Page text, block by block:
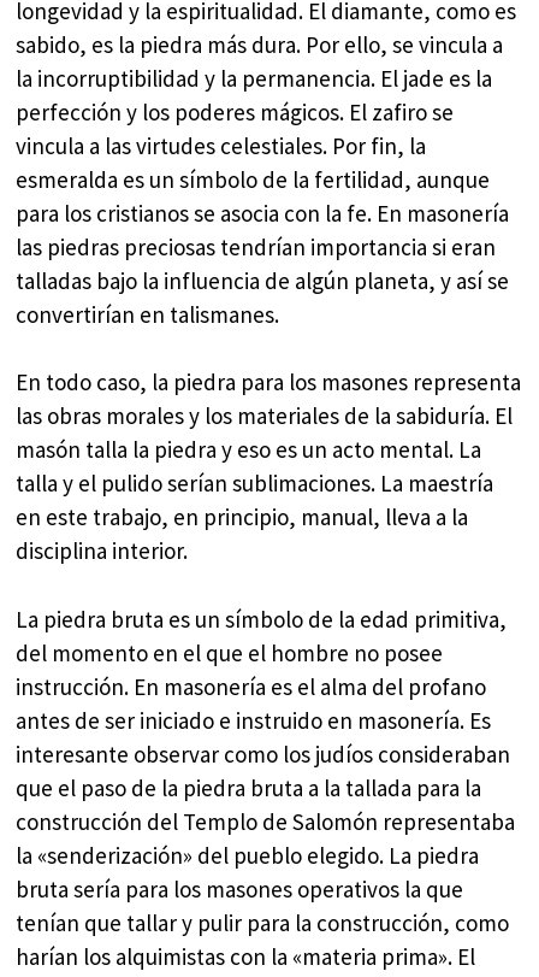
longevidad y la espiritualidad. El diamante, como es
sabido, es la piedra más dura. Por ello, se vincula a
la incorruptibilidad y la permanencia. El jade es la
perfección y los poderes mágicos. El zafiro se
vincula a las virtudes celestiales. Por fin, la
esmeralda es un símbolo de la fertilidad, aunque
para los cristianos se asocia con la fe. En masonería
las piedras preciosas tendrían importancia si eran
talladas bajo la influencia de algún planeta, y así se
convertirían en talismanes.
En todo caso, la piedra para los masones representa
las obras morales y los materiales de la sabiduría. El
masón talla la piedra y eso es un acto mental. La
talla y el pulido serían sublimaciones. La maestría
en este trabajo, en principio, manual, lleva a la
disciplina interior.
La piedra bruta es un símbolo de la edad primitiva,
del momento en el que el hombre no posee
instrucción. En masonería es el alma del profano
antes de ser iniciado e instruido en masonería. Es
interesante observar como los judíos consideraban
que el paso de la piedra bruta a la tallada para la
construcción del Templo de Salomón representaba
la «senderización» del pueblo elegido. La piedra
bruta sería para los masones operativos la que
tenían que tallar y pulir para la construcción, como
harían los alquimistas con la «materia prima». El